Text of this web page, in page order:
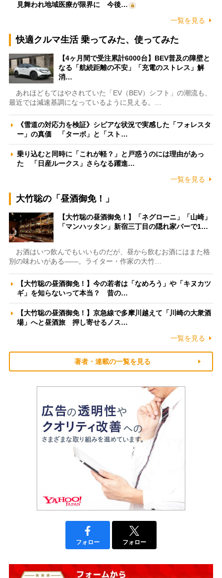
見舞われ地域医療が限界に 今後…
一覧を見る
快適クルマ生活 乗ってみた、使ってみた
【4ヶ月間で受注累計6000台】BEV普及の障壁と
なる「航続距離の不安」「充電のストレス」解
消…
あれほどもてはやされていた「EV（BEV）シフト」の潮流も、
最近では減速基調になっているように見える。…
《雪道の対応力を検証》シビアな状況で実感した「フォレスタ
ー」の真価 「ターボ」と「スト…
乗り込むと同時に「これが軽？」と戸惑うのには理由があっ
た 「日産ルークス」さらなる躍進…
一覧を見る
大竹聡の「昼酒御免！」
【大竹聡の昼酒御免！】「ネグローニ」「山崎」
「マンハッタン」新宿三丁目の隠れ家バーで1…
お酒はいつ飲んでもいいものだが、昼から飲むお酒にはまた格
別の味わいがある――。ライター・作家の大竹…
【大竹聡の昼酒御免！】今の若者は「なめろう」や「キヌカツ
ギ」を知らないって本当？ 昔の…
【大竹聡の昼酒御免！】京急線で多摩川越えて「川崎の大衆酒
場」へと昼酒旅 押し寄せるノス…
一覧を見る
著者・連載の一覧を見る
フォロー フォロー